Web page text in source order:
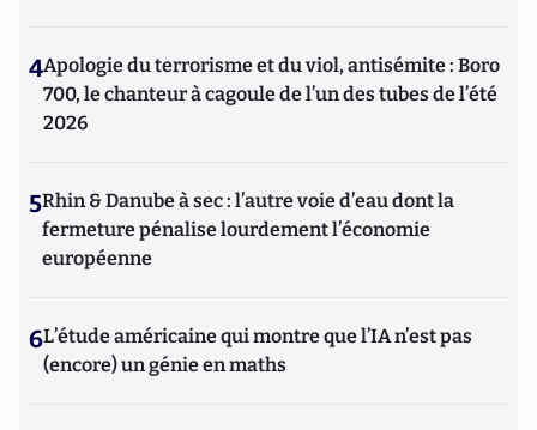
4Apologie du terrorisme et du viol, antisémite : Boro
700, le chanteur à cagoule de l’un des tubes de l’été
2026
5Rhin & Danube à sec : l’autre voie d’eau dont la
fermeture pénalise lourdement l’économie
européenne
6L’étude américaine qui montre que l’IA n’est pas
(encore) un génie en maths